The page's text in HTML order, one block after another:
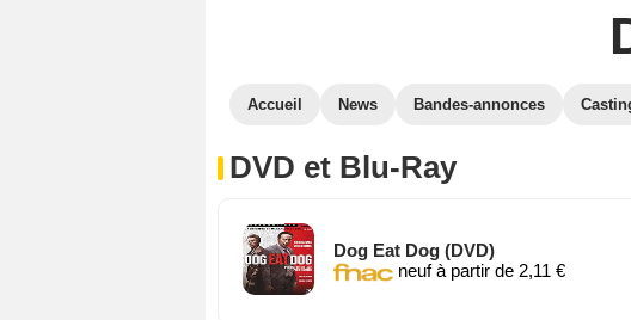
Accueil News Bandes-annonces
DVD et Blu-Ray
Dog Eat Dog (DVD)
neuf à partir de 2,11 €